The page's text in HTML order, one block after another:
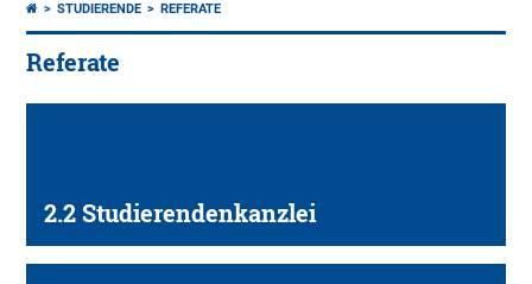
STUDIERENDE REFERATE
Referate
2.2 Studierendenkanzlei